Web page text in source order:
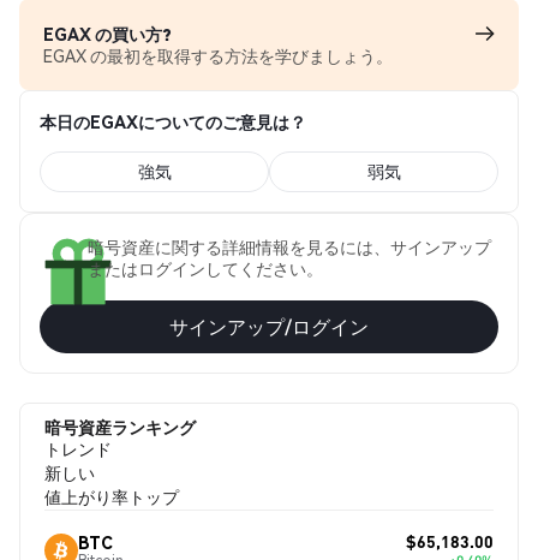
EGAX の買い方?
EGAX の最初を取得する方法を学びましょう。
本日のEGAXについてのご意見は？
強気 弱気
暗号資産に関する詳細情報を見るには、サインアップ
またはログインしてください。
サインアップ/ログイン
暗号資産ランキング
トレンド
新しい
値上がり率トップ
BTC $65,183.00